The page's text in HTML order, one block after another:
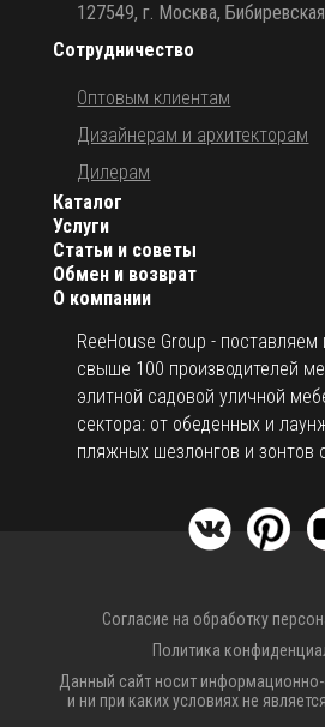
О компании
ReeHouse Group -
свыше 100 производителей
элитной садовой уличной
сектора: от обеденных и
пляжных шезлонгов и зонтов
Каталог
Услуги
Статьи и советы
Обмен и возврат
Сотрудничество
Оптовым клиентам
Дизайнерам и архитекторам
Дилерам
127549, г. Москва,
Согласие на обработку
Политика
Данный сайт носит
и ни при каких условиях не